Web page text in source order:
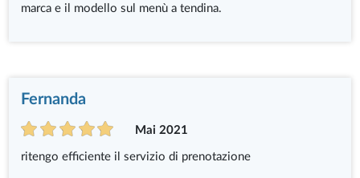
marca e il modello sul menù a tendina.
Fernanda
Mai 2021
ritengo efficiente il servizio di prenotazione